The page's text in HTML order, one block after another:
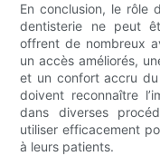
En conclusion, le rôle
dentisterie ne peut
offrent de nombreux
un accès améliorés,
et un confort accru
doivent reconnaître
dans diverses
utiliser efficacement
à leurs patients.